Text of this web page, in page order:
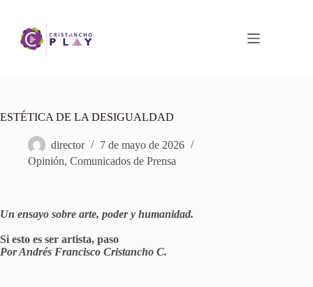
contenido
ESTÉTICA DE LA DESIGUALDAD
director
7 de mayo de 2026
Opinión, Comunicados de Prensa
Un ensayo sobre arte, poder y humanidad.
Si esto es ser artista, paso
Por Andrés Francisco Cristancho C.